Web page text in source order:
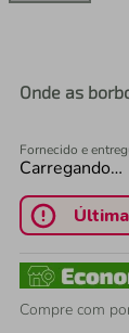
Onde as
Fornecido e
Carregando…
Compre com